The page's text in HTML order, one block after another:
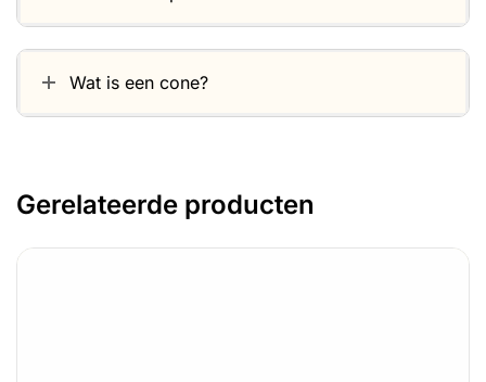
Wat is een cone?
Gerelateerde producten